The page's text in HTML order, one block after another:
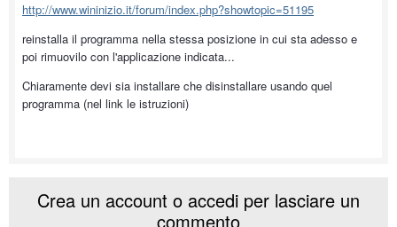
http://www.wininizio.it/forum/index.php?showtopic=51195
reinstalla il programma nella stessa posizione in cui sta adesso e
poi rimuovilo con l'applicazione indicata...
Chiaramente devi sia installare che disinstallare usando quel
programma (nel link le istruzioni)
Crea un account o accedi per lasciare un
commento